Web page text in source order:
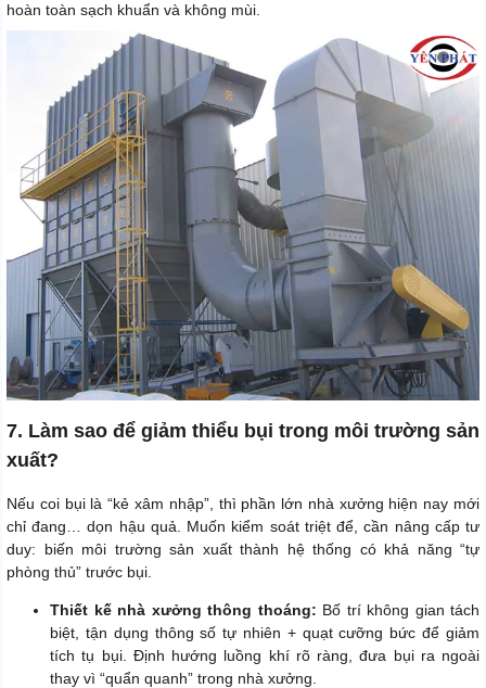
hoàn toàn sạch khuẩn và không mùi.
7. Làm sao để giảm thiểu bụi trong môi trường sản
xuất?
Nếu coi bụi là “kẻ xâm nhập”, thì phần lớn nhà xưởng hiện nay mới
chỉ đang… dọn hậu quả. Muốn kiểm soát triệt để, cần nâng cấp tư
duy: biến môi trường sản xuất thành hệ thống có khả năng “tự
phòng thủ” trước bụi.
Thiết kế nhà xưởng thông thoáng: Bố trí không gian tách
biệt, tận dụng thông số tự nhiên + quạt cưỡng bức để giảm
tích tụ bụi. Định hướng luồng khí rõ ràng, đưa bụi ra ngoài
thay vì “quẩn quanh” trong nhà xưởng.